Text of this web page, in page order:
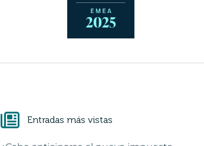
Entradas más vistas